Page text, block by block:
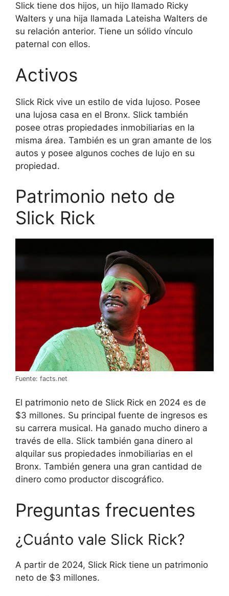
Slick tiene dos hijos, un hijo llamado Ricky
Walters y una hija llamada Lateisha Walters de
su relación anterior. Tiene un sólido vínculo
paternal con ellos.
Activos
Slick Rick vive un estilo de vida lujoso. Posee
una lujosa casa en el Bronx. Slick también
posee otras propiedades inmobiliarias en la
misma área. También es un gran amante de los
autos y posee algunos coches de lujo en su
propiedad.
Patrimonio neto de
Slick Rick
Fuente: facts.net
El patrimonio neto de Slick Rick en 2024 es de
$3 millones. Su principal fuente de ingresos es
su carrera musical. Ha ganado mucho dinero a
través de ella. Slick también gana dinero al
alquilar sus propiedades inmobiliarias en el
Bronx. También genera una gran cantidad de
dinero como productor discográfico.
Preguntas frecuentes
¿Cuánto vale Slick Rick?
A partir de 2024, Slick Rick tiene un patrimonio
neto de $3 millones.